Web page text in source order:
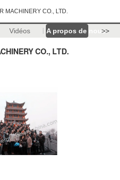
MACHINERY CO., LTD.
Vidéos A propos de nous>>
CO., LTD.